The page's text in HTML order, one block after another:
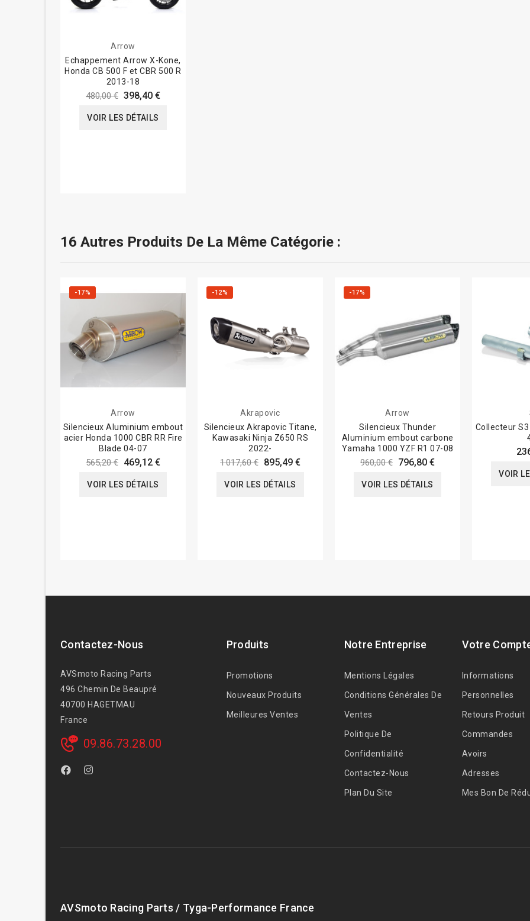
Arrow
Echappement Arrow X-Kone,
Honda CB 500 F et CBR 500 R
2013-18
480,00 € 398,40 €
VOIR LES DÉTAILS
16 Autres Produits De La Même Catégorie :
-17%
Arrow
Silencieux Aluminium embout
acier Honda 1000 CBR RR Fire
Blade 04-07
565,20 € 469,12 €
VOIR LES DÉTAILS
-12%
Akrapovic
Silencieux Akrapovic Titane,
Kawasaki Ninja Z650 RS
2022-
1 017,60 € 895,49 €
VOIR LES DÉTAILS
-17%
Arrow
Silencieux Thunder
Aluminium embout carbone
Yamaha 1000 YZF R1 07-08
960,00 € 796,80 €
VOIR LES DÉTAILS
Collecteur
VOIR
Contactez-Nous
AVSmoto Racing Parts
496 Chemin De Beaupré
40700 HAGETMAU
France
09.86.73.28.00
Produits
Promotions
Nouveaux Produits
Meilleures Ventes
Notre Entreprise
Mentions Légales
Conditions Générales De
Ventes
Politique De
Confidentialité
Contactez-Nous
Plan Du Site
Votre
Informations
Personnelles
Retours Produit
Commandes
Avoirs
Adresses
Mes Bon De
AVSmoto Racing Parts / Tyga-Performance France